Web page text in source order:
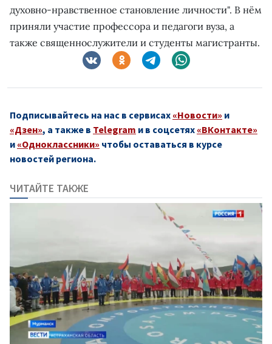
духовно-нравственное становление личности". В нём
приняли участие профессора и педагоги вуза, а
также священнослужители и студенты магистранты.
Подписывайтесь на нас в сервисах «Новости» и
«Дзен», а также в Telegram и в соцсетях «ВКонтакте»
и «Одноклассники» чтобы оставаться в курсе
новостей региона.
ЧИТАЙТЕ ТАКЖЕ